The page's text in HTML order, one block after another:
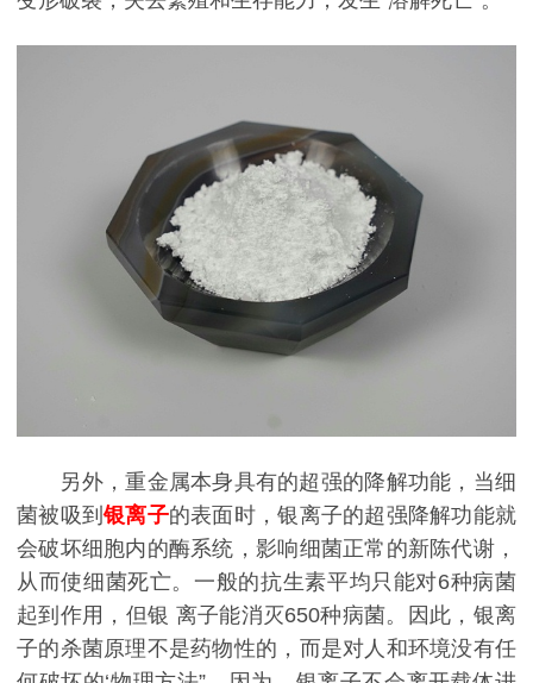
另外，重金属本身具有的超强的降解功能，当细
菌被吸到银离子的表面时，银离子的超强降解功能就
会破坏细胞内的酶系统，影响细菌正常的新陈代谢，
从而使细菌死亡。一般的抗生素平均只能对6种病菌
起到作用，但银 离子能消灭650种病菌。因此，银离
子的杀菌原理不是药物性的，而是对人和环境没有任